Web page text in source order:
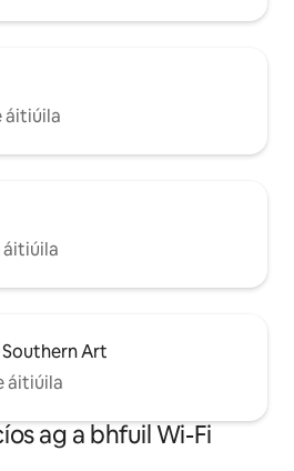
áitiúila
áitiúila
Art
áitiúila
ag a bhfuil Wi-Fi